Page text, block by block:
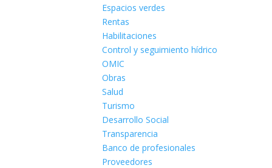
Espacios verdes
Rentas
Habilitaciones
Control y seguimiento hídrico
OMIC
Obras
Salud
Turismo
Desarrollo Social
Transparencia
Banco de profesionales
Proveedores